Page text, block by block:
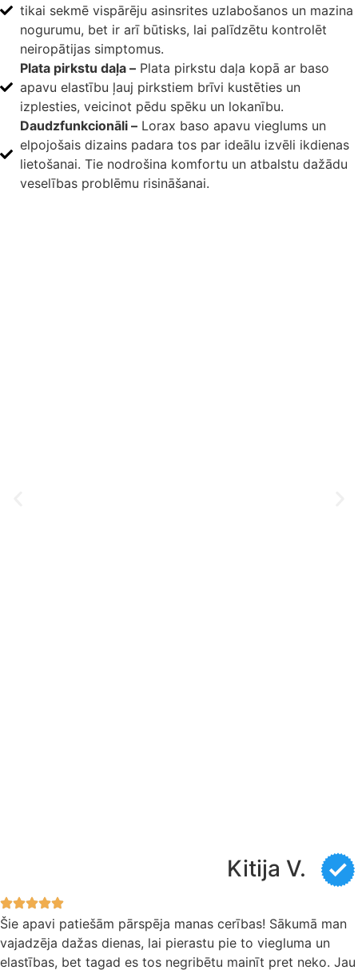
tikai sekmē vispārēju asinsrites uzlabošanos un mazina
nogurumu, bet ir arī būtisks, lai palīdzētu kontrolēt
neiropātijas simptomus.
Plata pirkstu daļa – Plata pirkstu daļa kopā ar baso
apavu elastību ļauj pirkstiem brīvi kustēties un
izplesties, veicinot pēdu spēku un lokanību.
Daudzfunkcionāli – Lorax baso apavu vieglums un
elpojošais dizains padara tos par ideālu izvēli ikdienas
lietošanai. Tie nodrošina komfortu un atbalstu dažādu
veselības problēmu risināšanai.
Kitija V.
Šie apavi patiešām pārspēja manas cerības! Sākumā man
vajadzēja dažas dienas, lai pierastu pie to viegluma un
elastības, bet tagad es tos negribētu mainīt pret neko. Jau